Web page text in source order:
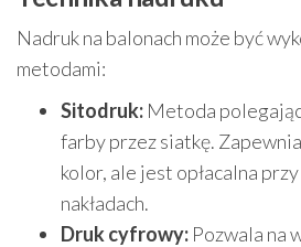
Nadruk na balonach może być
metodami:
Sitodruk: Metoda
farby przez siatkę.
kolor, ale jest opłacalna
nakładach.
Druk cyfrowy: Pozwala na